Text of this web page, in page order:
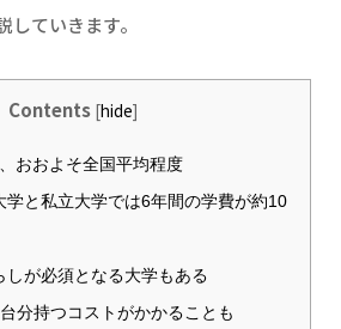
していきます。
Contents [hide]
おおよそ全国平均程度
学と私立大学では6年間の学費が約10
しが必須となる大学もある
分持つコストがかかることも